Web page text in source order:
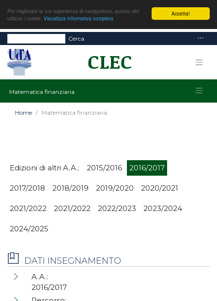
Accetta!
Per migliorare la tua esperienza di navigazione, questo sito
utilizza i cookie. Visualizza informativa completa
Cerca
Matematica finanziaria
Home Matematica finanziaria
Edizioni di altri A.A.: 2015/2016 2016/2017
2017/2018 2018/2019 2019/2020 2020/2021
2021/2022 2021/2022 2022/2023 2023/2024
2024/2025
DATI INSEGNAMENTO
A.A.:
2016/2017